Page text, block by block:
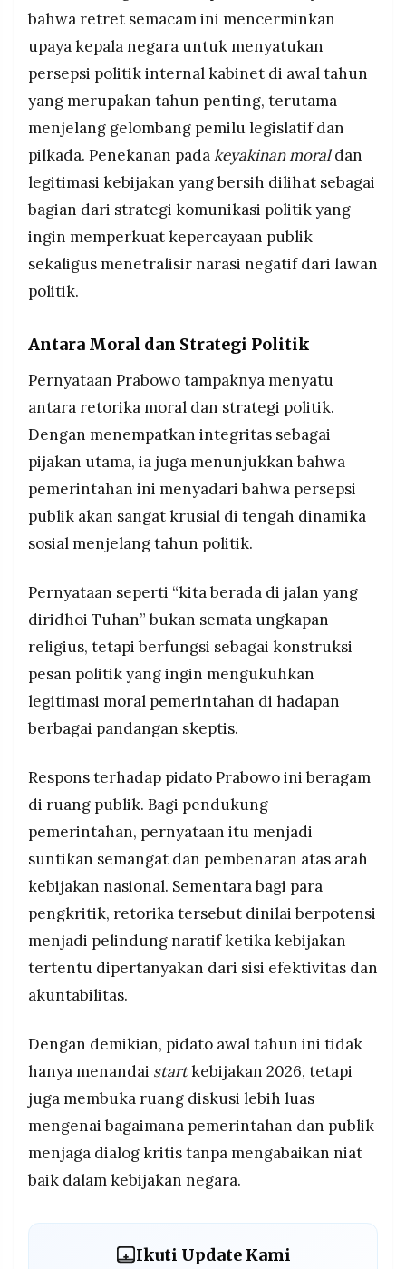
bahwa retret semacam ini mencerminkan
upaya kepala negara untuk menyatukan
persepsi politik internal kabinet di awal tahun
yang merupakan tahun penting, terutama
menjelang gelombang pemilu legislatif dan
pilkada. Penekanan padakeyakinan moraldan
legitimasi kebijakan yang bersih dilihat sebagai
bagian dari strategi komunikasi politik yang
ingin memperkuat kepercayaan publik
sekaligus menetralisir narasi negatif dari lawan
politik.
Antara Moral dan Strategi Politik
Pernyataan Prabowo tampaknya menyatu
antara retorika moral dan strategi politik.
Dengan menempatkan integritas sebagai
pijakan utama, ia juga menunjukkan bahwa
pemerintahan ini menyadari bahwa persepsi
publik akan sangat krusial di tengah dinamika
sosial menjelang tahun politik.
Pernyataan seperti “kita berada di jalan yang
diridhoi Tuhan” bukan semata ungkapan
religius, tetapi berfungsi sebagai konstruksi
pesan politik yang ingin mengukuhkan
legitimasi moral pemerintahan di hadapan
berbagai pandangan skeptis.
Respons terhadap pidato Prabowo ini beragam
di ruang publik. Bagi pendukung
pemerintahan, pernyataan itu menjadi
suntikan semangat dan pembenaran atas arah
kebijakan nasional. Sementara bagi para
pengkritik, retorika tersebut dinilai berpotensi
menjadi pelindung naratif ketika kebijakan
tertentu dipertanyakan dari sisi efektivitas dan
akuntabilitas.
Dengan demikian, pidato awal tahun ini tidak
hanya menandai startkebijakan 2026, tetapi
juga membuka ruang diskusi lebih luas
mengenai bagaimana pemerintahan dan publik
menjaga dialog kritis tanpa mengabaikan niat
baik dalam kebijakan negara.
Ikuti Update Kami